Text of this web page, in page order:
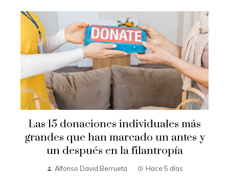
Las 15 donaciones individuales más
grandes que han marcado un antes y
un después en la filantropía
Alfonso David Berrueta Hace 5 días